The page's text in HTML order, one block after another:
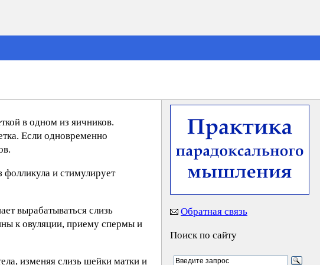
в одном из яичников.
Если одновременно
фолликула и стимулирует
вырабатываться слизь
к овуляции, приему спермы и
изменяя слизь шейки матки и
Обратная связь
Поиск по сайту